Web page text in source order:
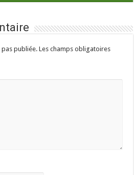
pas publiée. Les champs obligatoires